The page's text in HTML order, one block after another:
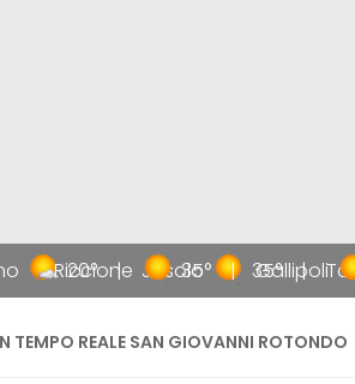
20° Jesolo 35°
Riccione 35° Gallipoli
TEMPO REALE SAN GIOVANNI ROTONDO